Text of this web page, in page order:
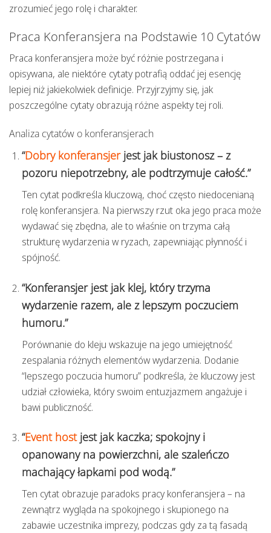
zrozumieć jego rolę i charakter.
Praca Konferansjera na Podstawie 10 Cytatów
Praca konferansjera może być różnie postrzegana i
opisywana, ale niektóre cytaty potrafią oddać jej esencję
lepiej niż jakiekolwiek definicje. Przyjrzyjmy się, jak
poszczególne cytaty obrazują różne aspekty tej roli.
Analiza cytatów o konferansjerach
“Dobry konferansjerjest jak biustonosz – z
pozoru niepotrzebny, ale podtrzymuje całość.”
Ten cytat podkreśla kluczową, choć często niedocenianą
rolę konferansjera. Na pierwszy rzut oka jego praca może
wydawać się zbędna, ale to właśnie on trzyma całą
strukturę wydarzenia w ryzach, zapewniając płynność i
spójność.
“Konferansjer jest jak klej, który trzyma
wydarzenie razem, ale z lepszym poczuciem
humoru.”
Porównanie do kleju wskazuje na jego umiejętność
zespalania różnych elementów wydarzenia. Dodanie
“lepszego poczucia humoru” podkreśla, że kluczowy jest
udział człowieka, który swoim entuzjazmem angażuje i
bawi publiczność.
“Event hostjest jak kaczka; spokojny i
opanowany na powierzchni, ale szaleńczo
machający łapkami pod wodą.”
Ten cytat obrazuje paradoks pracy konferansjera – na
zewnątrz wygląda na spokojnego i skupionego na
zabawie uczestnika imprezy, podczas gdy za tą fasadą